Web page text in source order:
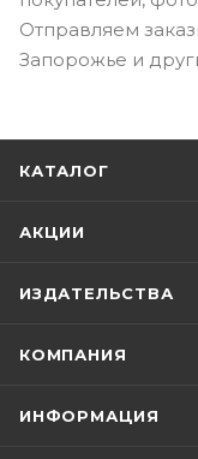
Отправляем
Запорожье и
КАТАЛОГ
АКЦИИ
ИЗДАТЕЛЬСТВА
КОМПАНИЯ
ИНФОРМАЦИЯ